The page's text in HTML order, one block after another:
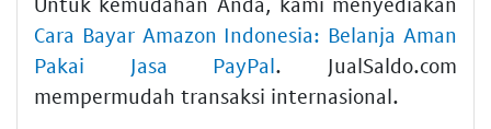
Cara Bayar Amazon Indonesia: Belanja Aman
Pakai Jasa PayPal. JualSaldo.com
mempermudah transaksi internasional.